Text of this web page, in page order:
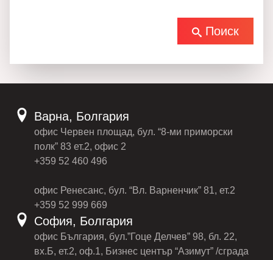
Поиск
Варна, Болгария
офис Червен площад, бул. “8-ми приморски
полк” 83 ет.2, офис 2
+359 52 460 496
офис Ренесанс, бул. “Вл. Варненчик” 81, ет.2
+359 52 999 669
София, Болгария
офис България, бул.”Гоце Делчев” 98, бл. 22,
вх.Б, ет.2, оф.1, Бизнес център “Азимут” /сграда